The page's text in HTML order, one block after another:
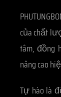
của chất
tâm, đồng
nâng cao
Tự hào là